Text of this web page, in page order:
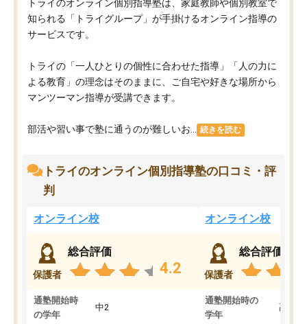
トライのオンライン個別指導塾は、家庭教師や個別教室で
知られる「トライグループ」が手掛けるオンライン指導の
サービスです。
トライの「一人ひとりの個性に合わせた指導」「人の力に
よる教育」の理念はそのままに、ご自宅や好きな場所から
マンツーマン指導が受講できます。
部活や習い事で塾に通うのが難しいお... 続きを読む
トライのオンライン個別指導塾の口コミ・評
判
オンライン校
保護者
総合評価
4.2
通塾開始時
の学年
中2
オンライン校
保護者
総合評価
通塾開始時の
学年
高3